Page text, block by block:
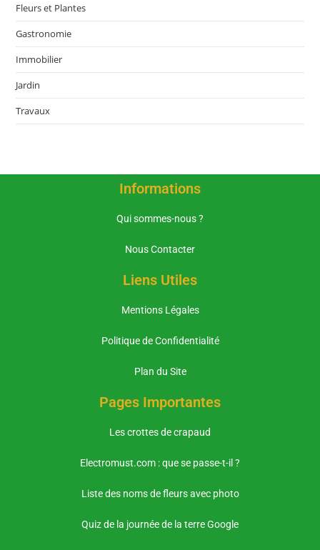
Fleurs et Plantes
Gastronomie
Immobilier
Jardin
Travaux
Informations
Qui sommes-nous ?
Nous Contacter
Liens Utiles
Mentions Légales
Politique de Confidentialité
Plan du Site
Pages Importantes
Les crottes de crapaud
Electromust.com : que se passe-t-il ?
Liste des noms de fleurs avec photo
Quiz de la journée de la terre Google